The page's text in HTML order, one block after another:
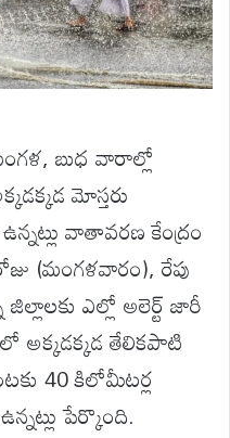
బుధ వారాల్లో
మోస్తరు
వాతావరణ కేంద్రం
(మంగళవారం), రేపు
ఎల్లో అలెర్ట్ జారీ
అక్కడక్కడ తేలికపాటి
40 కిలోమీటర్ల
పేర్కొంది.